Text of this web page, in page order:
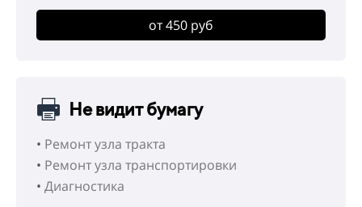
от 450 руб
Не видит бумагу
• Ремонт узла тракта
• Ремонт узла транспортировки
• Диагностика